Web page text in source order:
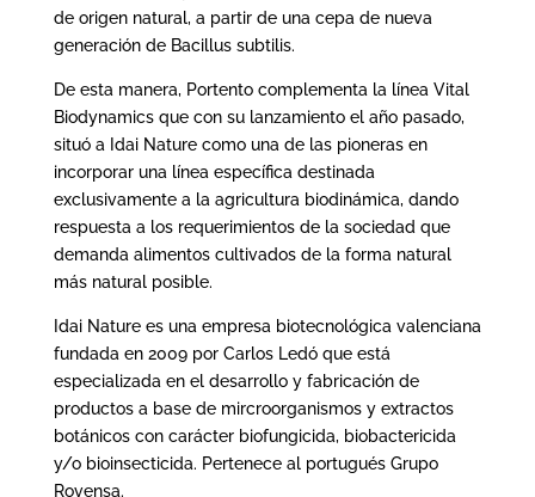
de origen natural, a partir de una cepa de nueva
generación de Bacillus subtilis.
De esta manera, Portento complementa la línea Vital
Biodynamics que con su lanzamiento el año pasado,
situó a Idai Nature como una de las pioneras en
incorporar una línea específica destinada
exclusivamente a la agricultura biodinámica, dando
respuesta a los requerimientos de la sociedad que
demanda alimentos cultivados de la forma natural
más natural posible.
Idai Nature es una empresa biotecnológica valenciana
fundada en 2009 por Carlos Ledó que está
especializada en el desarrollo y fabricación de
productos a base de mircroorganismos y extractos
botánicos con carácter biofungicida, biobactericida
y/o bioinsecticida. Pertenece al portugués Grupo
Rovensa.